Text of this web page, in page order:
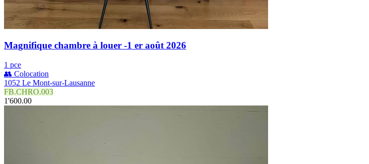
Magnifique chambre à louer -1 er août 2026
1 pce
👥 Colocation
1052 Le Mont-sur-Lausanne
FB.CHRO.003
1'600.00